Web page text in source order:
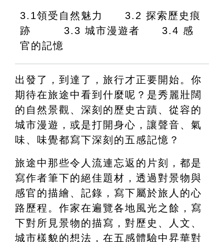
3.1領受自然魅力　　3.2 探索歷史痕
跡　　　3.3 城市漫遊者　　3.4 感
官的記憶
出發了，到達了，旅行才正要開始。你
期待在旅途中看到什麼呢？是秀麗壯闊
的自然景觀、深刻的歷史古蹟、從容的
城市漫遊，或是打開身心，讓聲音、氣
味、味覺都寫下深刻的五感記憶？
旅途中那些令人流連忘返的片刻，都是
寫作者筆下的絕佳題材，透過對景物與
感官的描繪、記錄，寫下屬於旅人的心
路歷程。作家在遍覽各地風光之餘，寫
下對所見景物的描寫，對歷史、人文、
城市樣貌的想法，在五感體驗中昇華對